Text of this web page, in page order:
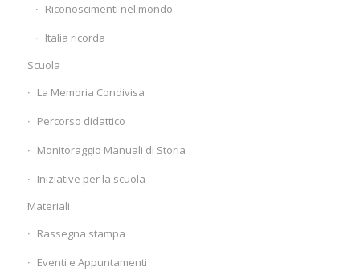
Riconoscimenti nel mondo
Italia ricorda
Scuola
La Memoria Condivisa
Percorso didattico
Monitoraggio Manuali di Storia
Iniziative per la scuola
Materiali
Rassegna stampa
Eventi e Appuntamenti